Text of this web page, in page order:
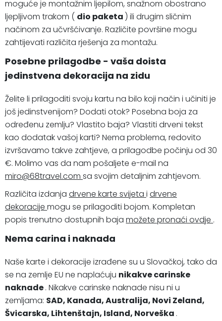
moguće je montažnim ljepilom, snažnom obostrano
ljepljivom trakom ( dio paketa ) ili drugim sličnim
načinom za učvršćivanje. Različite površine mogu
zahtijevati različita rješenja za montažu.
Posebne prilagodbe - vaša doista
jedinstvena dekoracija na zidu
Želite li prilagoditi svoju kartu na bilo koji način i učiniti je
još jedinstvenijom? Dodati otok? Posebna boja za
određenu zemlju? Vlastito baja? Vlastiti drveni tekst
kao dodatak vašoj karti? Nema problema, redovito
izvršavamo takve zahtjeve, a prilagodbe počinju od 30
€. Molimo vas da nam pošaljete e-mail na
miro@68travel.com sa svojim detaljnim zahtjevom.
Različita izdanja drvene karte svijeta i drvene
dekoracije mogu se prilagoditi bojom. Kompletan
popis trenutno dostupnih baja možete pronaći ovdje .
Nema carina i naknada
Naše karte i dekoracije izrađene su u Slovačkoj, tako da
se na zemlje EU ne naplaćuju nikakve carinske
naknade. Nikakve carinske naknade nisu ni u
zemljama: SAD, Kanada, Australija, Novi Zeland,
Švicarska, Lihtenštajn, Island, Norveška .